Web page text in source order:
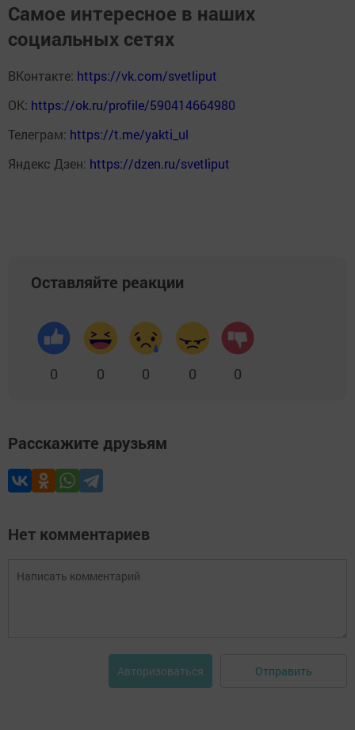
Самое интересное в наших
социальных сетях
ВКонтакте: https://vk.com/svetliput
ОК: https://ok.ru/profile/590414664980
Телеграм: https://t.me/yakti_ul
Яндекс Дзен: https://dzen.ru/svetliput
Оставляйте реакции
0 0 0 0 0
Расскажите друзьям
Нет комментариев
Авторизоваться Отправить